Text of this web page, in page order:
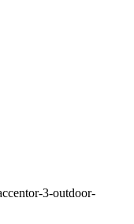
3-outdoor-